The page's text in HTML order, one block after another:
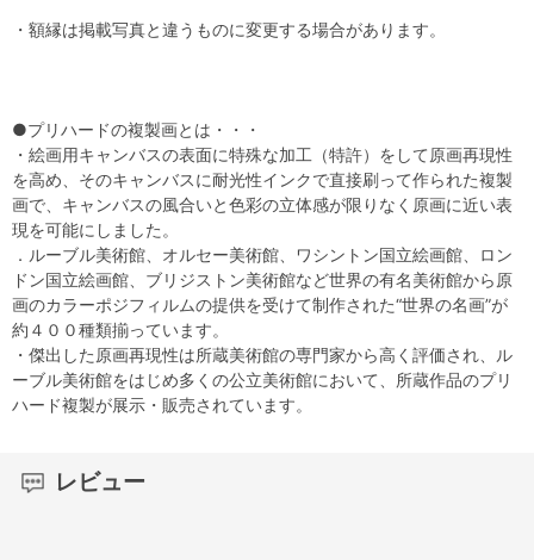
・額縁は掲載写真と違うものに変更する場合があります。
●プリハードの複製画とは・・・
・絵画用キャンバスの表面に特殊な加工（特許）をして原画再現性
を高め、そのキャンバスに耐光性インクで直接刷って作られた複製
画で、キャンバスの風合いと色彩の立体感が限りなく原画に近い表
現を可能にしました。
．ルーブル美術館、オルセー美術館、ワシントン国立絵画館、ロン
ドン国立絵画館、ブリジストン美術館など世界の有名美術館から原
画のカラーポジフィルムの提供を受けて制作された“世界の名画”が
約４００種類揃っています。
・傑出した原画再現性は所蔵美術館の専門家から高く評価され、ル
ーブル美術館をはじめ多くの公立美術館において、所蔵作品のプリ
ハード複製が展示・販売されています。
レビュー